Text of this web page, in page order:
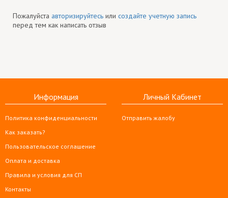
Пожалуйста авторизируйтесь или создайте учетную запись
перед тем как написать отзыв
Информация
Политика конфиденциальности
Как заказать?
Пользовательское соглашение
Оплата и доставка
Правила и условия для СП
Контакты
Личный Кабинет
Отправить жалобу